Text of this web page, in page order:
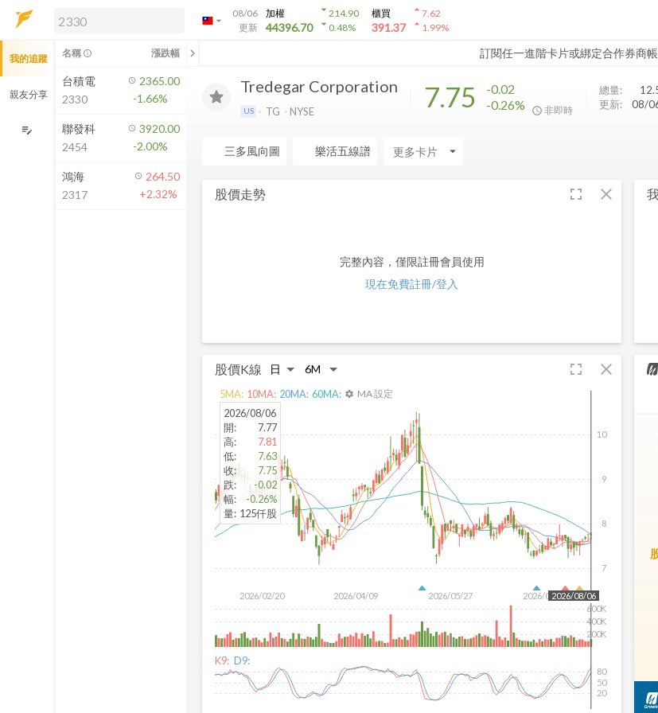
arrow_drop_down
08/06
更新
加權
44396.70
arrow_drop_down214.90
arrow_drop_down0.48%
櫃買
391.37
arrow_drop_up7.62
arrow_drop_up1.99%
訂閱任一進階卡片或綁定合作券商
解鎖即時行情及進階功能
方案」，即可解鎖以下功能：
即時行情
即時市況與排行
成交金額熱力圖
前往方案訂閱
如何綁定合作券商
Tredegar Corporation
US TG NYSE 7.75
-0.02
-0.26%
非即時
總量:
更新:
08/
三多風向圖 樂活五線譜 arrow_drop_down
股價走勢 fullscreen close
完整內容，僅限註冊會員使用
現在免費註冊/登入
股價K線 fullscreen close
2026/02/20 2026/04/09 2026/05/27 2026/07/15
7
8
9
10
2026/08/06
200K
400K
600K
2026/08/06
開:
7.77
高:
7.81
低:
7.63
收:
7.75
跌:
-0.02
幅:
-0.26%
量: 125仟股
5MA: 10MA: 20MA: 60MA: settings MA 設定
K9: D9:
20
50
80
我的追蹤
親友分享
edit_note
名稱 info_outline 漲跌幅 chevron_left
台積電
2330
2365.00
-1.66%
聯發科
2454
3920.00
-2.00%
鴻海
2317
264.50
+2.32%